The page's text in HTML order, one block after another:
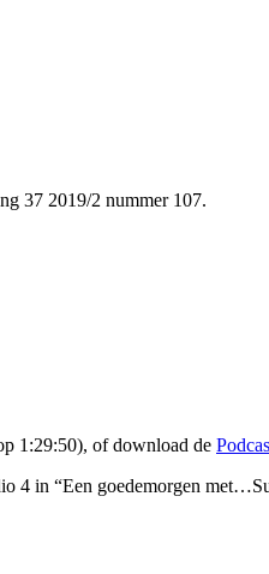
37 2019/2 nummer 107.
1:29:50), of download de
4 in “Een goedemorgen